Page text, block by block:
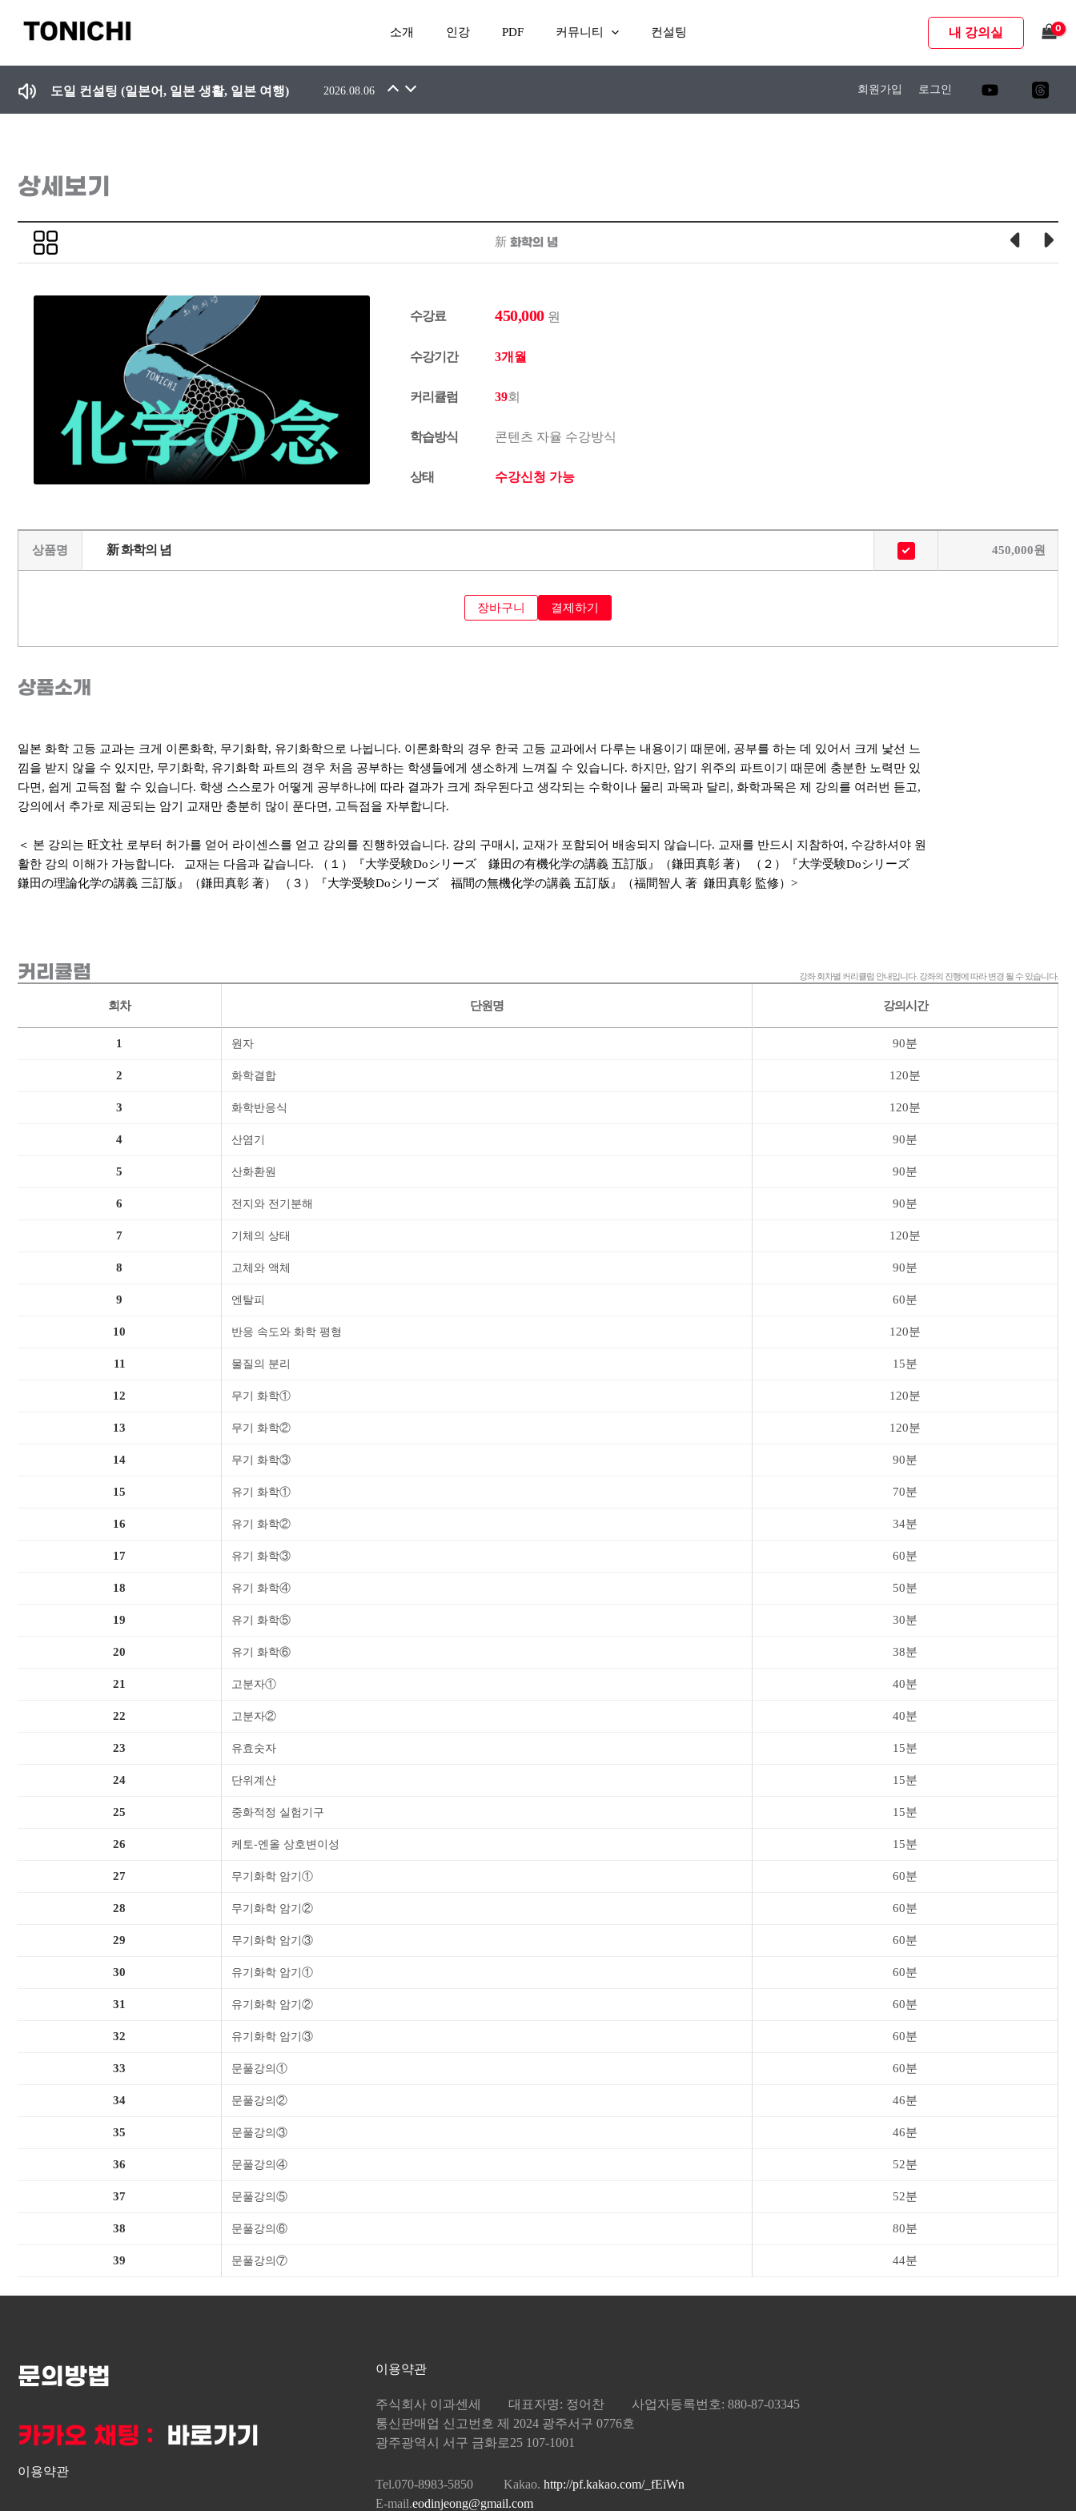
로
소개 인강 PDF 커뮤니티 컨설팅 내 강의실
도일 컨설팅 (일본어, 일본 생활, 일본 여행) 2026.08.06
일본유학 준비 및 학원 선택 시 주의 사항, 일본어 못하는 강사에게 수업듣지 마세요. 2026.07.16
회원가입 로그인
상세보기
新 화학의 념
수강료 450,000원
수강기간 3개월
커리큘럼 39회
학습방식 콘텐츠 자율 수강방식
상태 수강신청 가능
상품명 新 화학의 념 450,000원
장바구니 결제하기
상품소개
일본 화학 고등 교과는 크게 이론화학, 무기화학, 유기화학으로 나뉩니다. 이론화학의 경우 한국 고등 교과에서 다루는 내용이기 때문에, 공부를 하는 데 있어서 크게 낯선 느
낌을 받지 않을 수 있지만, 무기화학, 유기화학 파트의 경우 처음 공부하는 학생들에게 생소하게 느껴질 수 있습니다. 하지만, 암기 위주의 파트이기 때문에 충분한 노력만 있
다면, 쉽게 고득점 할 수 있습니다. 학생 스스로가 어떻게 공부하냐에 따라 결과가 크게 좌우된다고 생각되는 수학이나 물리 과목과 달리, 화학과목은 제 강의를 여러번 듣고,
강의에서 추가로 제공되는 암기 교재만 충분히 많이 푼다면, 고득점을 자부합니다.
＜ 본 강의는 旺文社 로부터 허가를 얻어 라이센스를 얻고 강의를 진행하였습니다. 강의 구매시, 교재가 포함되어 배송되지 않습니다. 교재를 반드시 지참하여, 수강하셔야 원
활한 강의 이해가 가능합니다. 교재는 다음과 같습니다. （１）『大学受験Doシリーズ 鎌田の有機化学の講義 五訂版』（鎌田真彰 著） （２）『大学受験Doシリーズ
鎌田の理論化学の講義 三訂版』（鎌田真彰 著） （３）『大学受験Doシリーズ 福間の無機化学の講義 五訂版』（福間智人 著 鎌田真彰 監修）>
커리큘럼 강좌 회차별 커리큘럼 안내입니다. 강좌의 진행에 따라 변경 될 수 있습니다.
회차 단원명 강의시간
1 원자 90분
2 화학결합 120분
3 화학반응식 120분
4 산염기 90분
5 산화환원 90분
6 전지와 전기분해 90분
7 기체의 상태 120분
8 고체와 액체 90분
9 엔탈피 60분
10 반응 속도와 화학 평형 120분
11 물질의 분리 15분
12 무기 화학① 120분
13 무기 화학② 120분
14 무기 화학③ 90분
15 유기 화학① 70분
16 유기 화학② 34분
17 유기 화학③ 60분
18 유기 화학④ 50분
19 유기 화학⑤ 30분
20 유기 화학⑥ 38분
21 고분자① 40분
22 고분자② 40분
23 유효숫자 15분
24 단위계산 15분
25 중화적정 실험기구 15분
26 케토-엔올 상호변이성 15분
27 무기화학 암기① 60분
28 무기화학 암기② 60분
29 무기화학 암기③ 60분
30 유기화학 암기① 60분
31 유기화학 암기② 60분
32 유기화학 암기③ 60분
33 문풀강의① 60분
34 문풀강의② 46분
35 문풀강의③ 46분
36 문풀강의④ 52분
37 문풀강의⑤ 52분
38 문풀강의⑥ 80분
39 문풀강의⑦ 44분
문의방법
카카오 채팅 : 바로가기
이용약관
이용약관
주식회사 이과센세 대표자명: 정어찬
사업자등록번호: 880-87-03345
통신판매업 신고번호 제 2024 광주서구 0776호
광주광역시 서구 금화로25 107-1001
Tel.070-8983-5850 Kakao. http://pf.kakao.com/_fEiWn
E-mail.eodinjeong@gmail.com